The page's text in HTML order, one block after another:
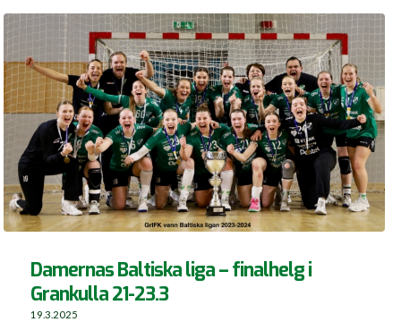
Damernas Baltiska liga – finalhelg i
Grankulla 21-23.3
19.3.2025